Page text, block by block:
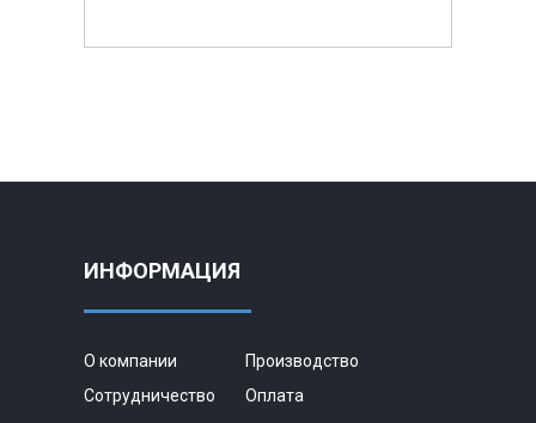
ИНФОРМАЦИЯ
О компании
Производство
Сотрудничество
Оплата